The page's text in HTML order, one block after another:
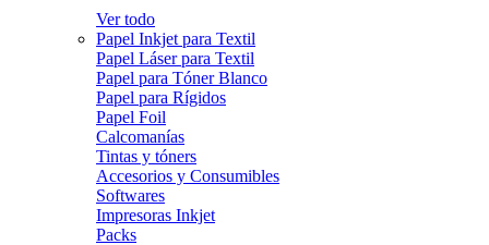
Ver todo
Papel Inkjet para Textil
Papel Láser para Textil
Papel para Tóner Blanco
Papel para Rígidos
Papel Foil
Calcomanías
Tintas y tóners
Accesorios y Consumibles
Softwares
Impresoras Inkjet
Packs